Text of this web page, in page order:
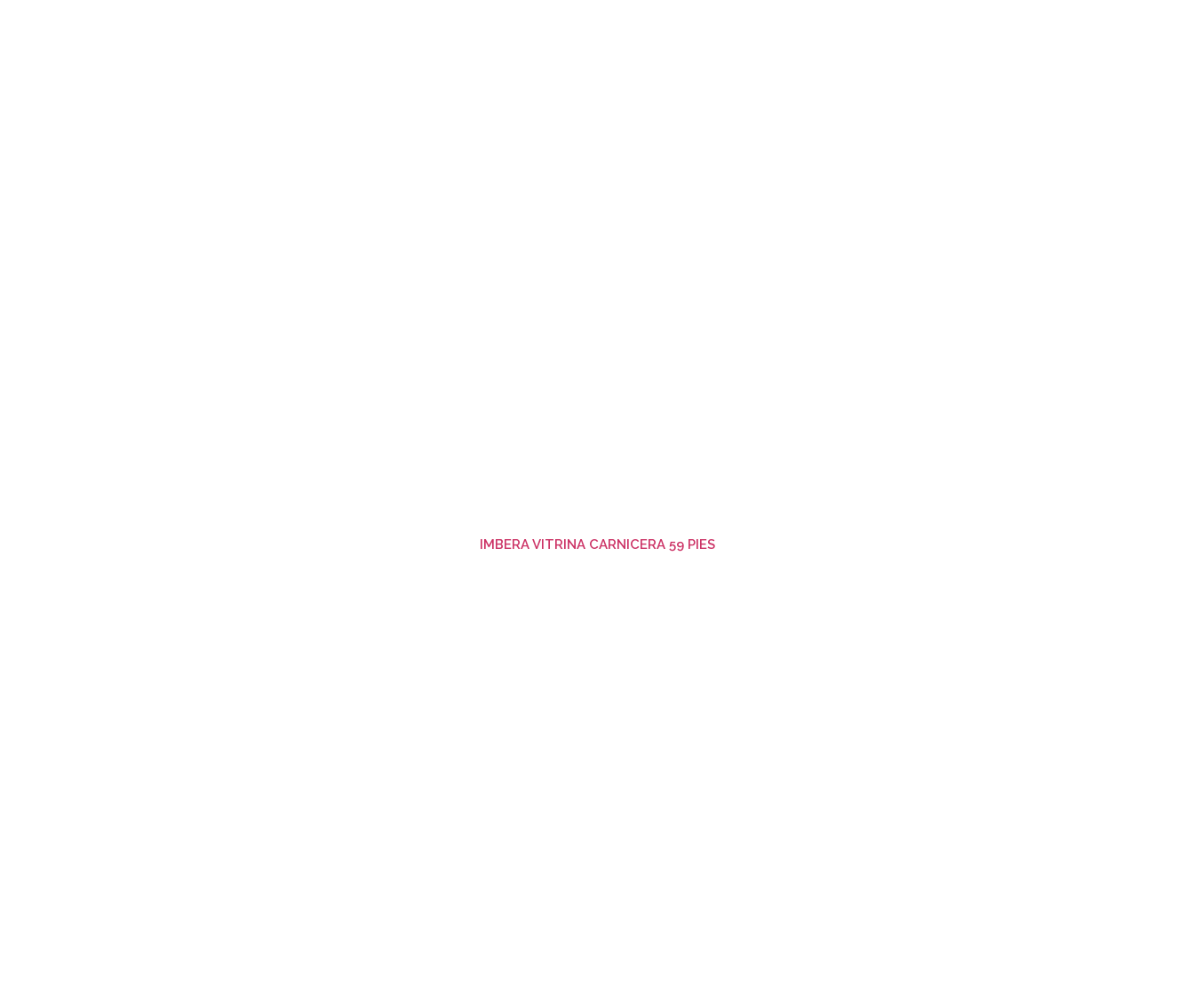
IMBERA VITRINA CARNICERA 59 PIES